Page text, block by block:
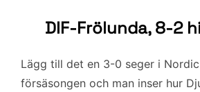
DIF-Frölunda, 8-2
Lägg till det en 3-0 seger i
försäsongen och man inser hur